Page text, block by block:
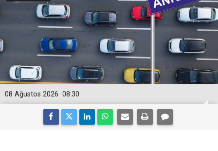
08:30
08 Ağustos 2026